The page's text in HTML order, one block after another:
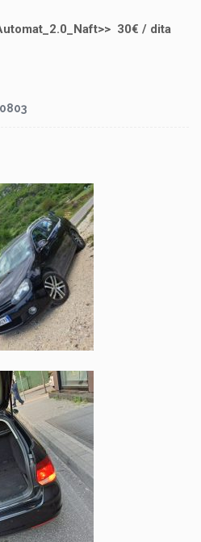
30€ / dita